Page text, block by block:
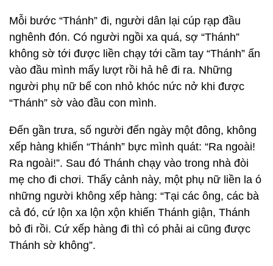
Mỗi bước “Thánh” đi, người dân lại cúp rạp đầu
nghênh đón. Có người ngồi xa quá, sợ “Thánh”
không sờ tới được liền chạy tới cầm tay “Thánh” ấn
vào đầu mình mấy lượt rồi hả hê đi ra. Những
người phụ nữ bế con nhỏ khóc nức nở khi được
“Thánh” sờ vào đầu con mình.
Đến gần trưa, số người đến ngày một đông, không
xếp hàng khiến “Thánh” bực mình quát: “Ra ngoài!
Ra ngoài!”. Sau đó Thánh chạy vào trong nhà đòi
mẹ cho đi chơi. Thấy cảnh này, một phụ nữ liền la ó
những người không xếp hàng: “Tại các ông, các bà
cả đó, cứ lộn xa lộn xộn khiến Thánh giận, Thánh
bỏ đi rồi. Cứ xếp hàng đi thì có phải ai cũng được
Thánh sờ không”.